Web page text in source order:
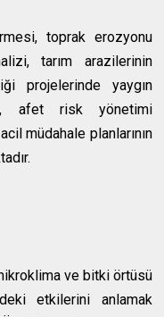
toprak erozyonu
tarım arazilerinin
projelerinde yaygın
afet risk yönetimi
müdahale planlarının
ve bitki örtüsü
etkilerini anlamak